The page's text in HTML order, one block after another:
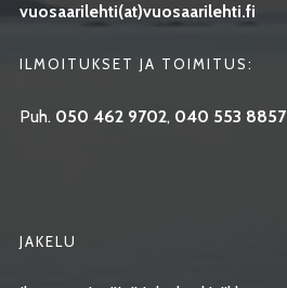
vuosaarilehti(at)vuosaarilehti.fi
ILMOITUKSET JA TOIMITUS:
Puh. 050 462 9702, 040 553 8857
JAKELU